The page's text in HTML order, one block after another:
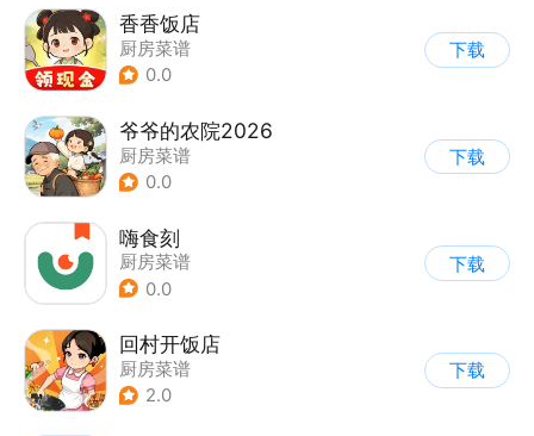
香香饭店
厨房菜谱
0.0
下载
爷爷的农院2026
厨房菜谱
0.0
下载
嗨食刻
厨房菜谱
0.0
下载
回村开饭店
厨房菜谱
2.0
下载